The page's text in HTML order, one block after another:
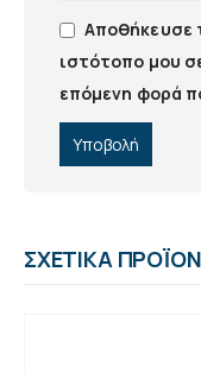
Αποθήκευσε
ιστότοπο μου
επόμενη φορά
ΣΧΕΤΙΚΆ